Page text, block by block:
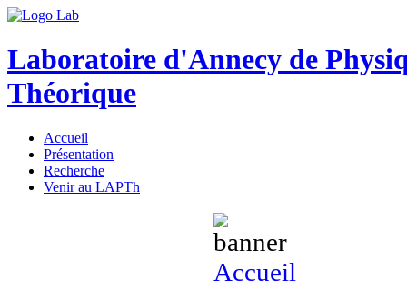
Laboratoire d'Annecy de
Théorique
Accueil
Présentation
Recherche
Venir au LAPTh
Accueil